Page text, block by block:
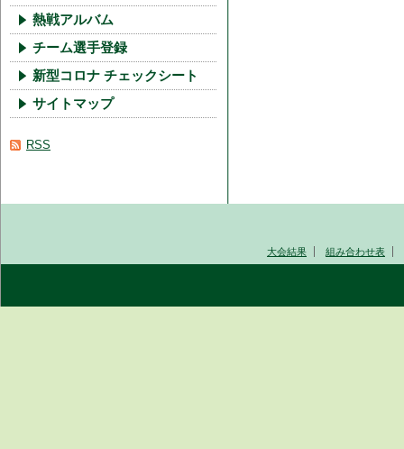
熱戦アルバム
チーム選手登録
新型コロナ チェックシート
サイトマップ
RSS
大会結果 組み合わせ表